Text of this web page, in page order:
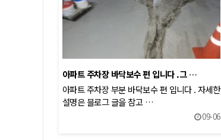
아파트 주차장 바닥보수 편 입니다 .그 …
아파트 주차장 부분 바닥보수 편 입니다 . 자세한
설명은 블로그 글을 참고 …
09-06